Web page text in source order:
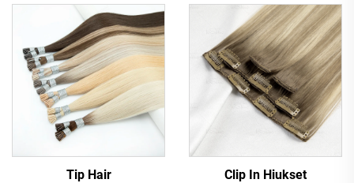
Tip Hair Clip In Hiukset